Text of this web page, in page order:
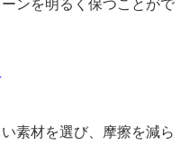
ンを明るく保つことがで
素材を選び、摩擦を減ら